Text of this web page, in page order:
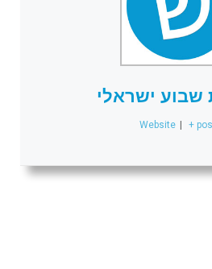
שבוע ישראלי
Website +